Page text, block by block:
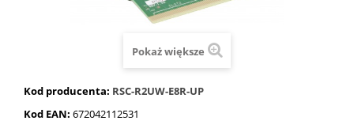
Pokaż większe
Kod producenta: RSC-R2UW-E8R-UP
Kod EAN: 672042112531